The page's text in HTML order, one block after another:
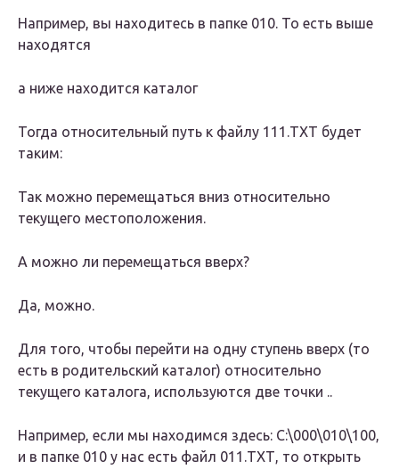
Например, вы находитесь в папке 010. То есть выше
находятся
а ниже находится каталог
Тогда относительный путь к файлу 111.ТХТ будет
таким:
Так можно перемещаться вниз относительно
текущего местоположения.
А можно ли перемещаться вверх?
Да, можно.
Для того, чтобы перейти на одну ступень вверх (то
есть в родительский каталог) относительно
текущего каталога, используются две точки ..
Например, если мы находимся здесь: С:\000\010\100,
и в папке 010 у нас есть файл 011.ТХТ, то открыть